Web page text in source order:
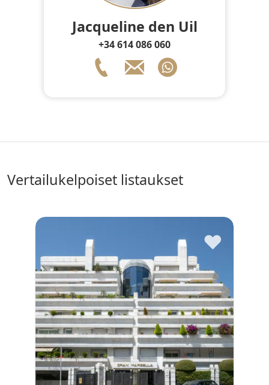
Jacqueline den Uil
+34 614 086 060
vertailukelpoiset listaukset
♥